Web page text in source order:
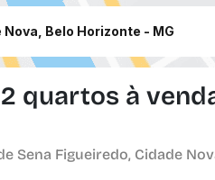
Nova, Belo Horizonte - MG
quartos à
Sena Figueiredo, Cidade